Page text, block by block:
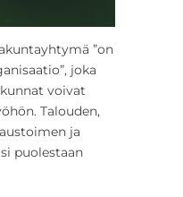
”on
joka
voivat
Talouden,
ja
puolestaan